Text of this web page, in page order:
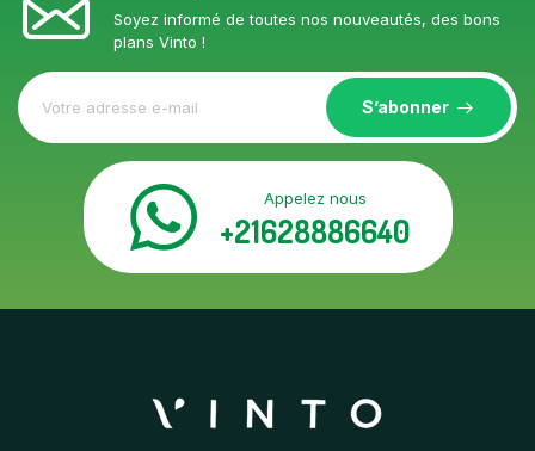
Soyez informé de toutes nos nouveautés, des bons
plans Vinto !
S’abonner
Appelez nous
+21628886640